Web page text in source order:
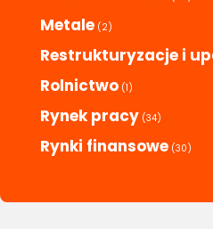
Metale (2)
Restrukturyzacje i
Rolnictwo (1)
Rynek pracy (34)
Rynki finansowe (30)